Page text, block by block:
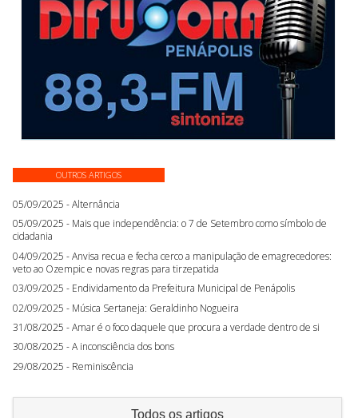
OUTROS ARTIGOS
05/09/2025 - Alternância
05/09/2025 - Mais que independência: o 7 de Setembro como símbolo de
cidadania
04/09/2025 - Anvisa recua e fecha cerco a manipulação de emagrecedores:
veto ao Ozempic e novas regras para tirzepatida
03/09/2025 - Endividamento da Prefeitura Municipal de Penápolis
02/09/2025 - Música Sertaneja: Geraldinho Nogueira
31/08/2025 - Amar é o foco daquele que procura a verdade dentro de si
30/08/2025 - A inconsciência dos bons
29/08/2025 - Reminiscência
Todos os artigos